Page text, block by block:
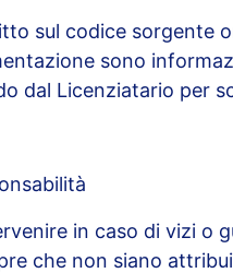
sul codice sorgente
sono
dal Licenziatario per
in caso di vizi o
che non siano